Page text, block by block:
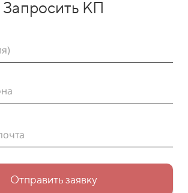
Запросить КП
Отправить заявку